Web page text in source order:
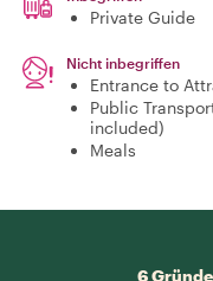
Private Guide
Nicht inbegriffen
Entrance to
Public
included)
Meals
6